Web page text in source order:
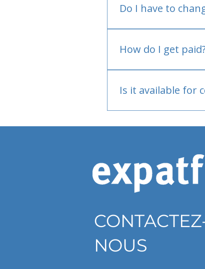
Do I have to
How do I get
Is it available for
NOUS